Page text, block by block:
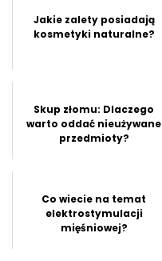
Jakie zalety posiadają
kosmetyki naturalne?
Skup złomu: Dlaczego
warto oddać nieużywane
przedmioty?
Co wiecie na temat
elektrostymulacji
mięśniowej?